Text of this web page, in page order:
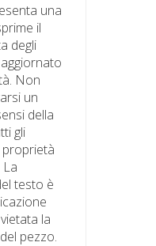
una
il
degli
Non
un
della
gli
testo è
la
pezzo.